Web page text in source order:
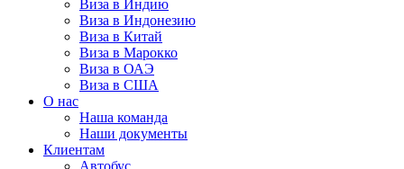
Виза в Индию
Виза в Индонезию
Виза в Китай
Виза в Марокко
Виза в ОАЭ
Виза в США
О нас
Наша команда
Наши документы
Клиентам
Автобус